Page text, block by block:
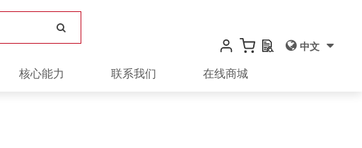
核心能力 联系我们 在线商城
中文